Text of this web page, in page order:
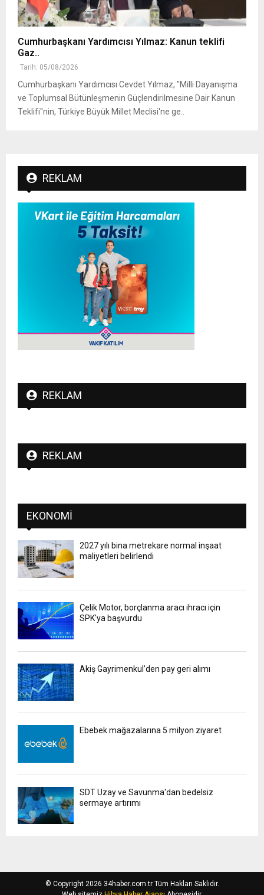
Cumhurbaşkanı Yardımcısı Yılmaz: Kanun teklifi
Gaz..
Tarih: 05/08/2026
Cumhurbaşkanı Yardımcısı Cevdet Yılmaz, "Milli Dayanışma
ve Toplumsal Bütünleşmenin Güçlendirilmesine Dair Kanun
Teklifi"nin, Türkiye Büyük Millet Meclisi'ne ge..
REKLAM
REKLAM
REKLAM
EKONOMI
2027 yılı bina metrekare normal inşaat
maliyetleri belirlendi
Çelik Motor, borçlanma aracı ihracı için
SPK'ya başvurdu
Akiş Gayrimenkul’den pay geri alımı
Ebebek mağazalarına 5 milyon ziyaret
SDT Uzay ve Savunma'dan bedelsiz
sermaye artırımı
© Copyright 2026 34haber.com.tr Tüm Hakları Saklıdır.